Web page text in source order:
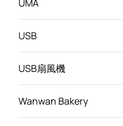
UMA
USB
USB扇風機
Wanwan Bakery